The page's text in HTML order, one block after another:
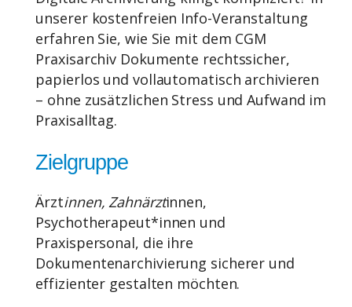
unserer kostenfreien Info-Veranstaltung
erfahren Sie, wie Sie mit dem CGM
Praxisarchiv Dokumente rechtssicher,
papierlos und vollautomatisch archivieren
– ohne zusätzlichen Stress und Aufwand im
Praxisalltag.
Zielgruppe
Ärztinnen, Zahnärztinnen,
Psychotherapeut*innen und
Praxispersonal, die ihre
Dokumentenarchivierung sicherer und
effizienter gestalten möchten.